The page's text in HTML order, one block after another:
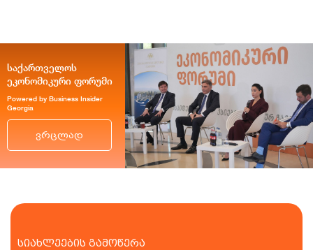
საქართველოს
ეკონომიკური ფორუმი
Powered by Business Insider
Georgia
ვრცლად
სიახლეების გამოწერა